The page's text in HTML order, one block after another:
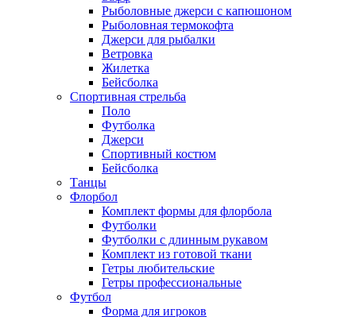
Рыболовные джерси с капюшоном
Рыболовная термокофта
Джерси для рыбалки
Ветровка
Жилетка
Бейсболка
Спортивная стрельба
Поло
Футболка
Джерси
Спортивный костюм
Бейсболка
Танцы
Флорбол
Комплект формы для флорбола
Футболки
Футболки с длинным рукавом
Комплект из готовой ткани
Гетры любительские
Гетры профессиональные
Футбол
Форма для игроков